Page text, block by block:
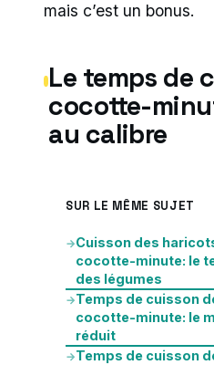
mais c’est un bonus.
Le temps de
cocotte-
au calibre
SUR LE MÊME SUJET
→Cuisson des
cocotte-minute: le
des légumes
→Temps de cuisson
cocotte-minute: le
réduit
→Temps de cuisson